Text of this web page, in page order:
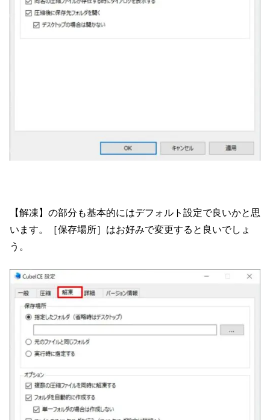
【解凍】の部分も基本的にはデフォルト設定で良いかと思
います。［保存場所］はお好みで変更すると良いでしょ
う。